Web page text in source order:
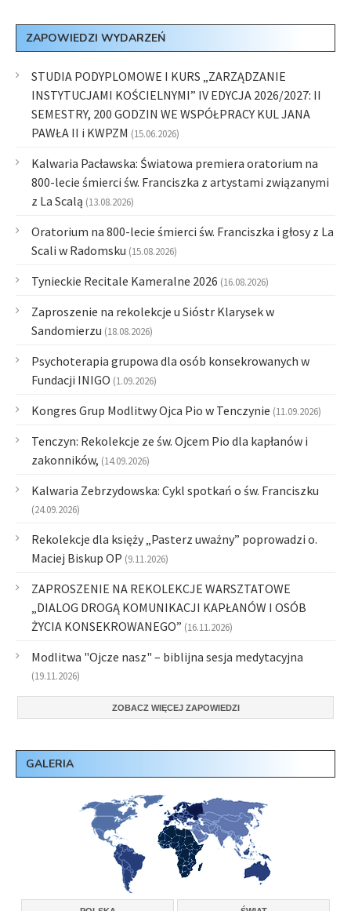
ZAPOWIEDZI WYDARZEŃ
STUDIA PODYPLOMOWE I KURS „ZARZĄDZANIE
INSTYTUCJAMI KOŚCIELNYMI” IV EDYCJA 2026/2027: II
SEMESTRY, 200 GODZIN WE WSPÓŁPRACY KUL JANA
PAWŁA II i KWPZM (15.06.2026)
Kalwaria Pacławska: Światowa premiera oratorium na
800-lecie śmierci św. Franciszka z artystami związanymi
z La Scalą (13.08.2026)
Oratorium na 800-lecie śmierci św. Franciszka i głosy z La
Scali w Radomsku (15.08.2026)
Tynieckie Recitale Kameralne 2026 (16.08.2026)
Zaproszenie na rekolekcje u Sióstr Klarysek w
Sandomierzu (18.08.2026)
Psychoterapia grupowa dla osób konsekrowanych w
Fundacji INIGO (1.09.2026)
Kongres Grup Modlitwy Ojca Pio w Tenczynie (11.09.2026)
Tenczyn: Rekolekcje ze św. Ojcem Pio dla kapłanów i
zakonników, (14.09.2026)
Kalwaria Zebrzydowska: Cykl spotkań o św. Franciszku
(24.09.2026)
Rekolekcje dla księży „Pasterz uważny” poprowadzi o.
Maciej Biskup OP (9.11.2026)
ZAPROSZENIE NA REKOLEKCJE WARSZTATOWE
„DIALOG DROGĄ KOMUNIKACJI KAPŁANÓW I OSÓB
ŻYCIA KONSEKROWANEGO” (16.11.2026)
Modlitwa "Ojcze nasz" – biblijna sesja medytacyjna
(19.11.2026)
ZOBACZ WIĘCEJ ZAPOWIEDZI
GALERIA